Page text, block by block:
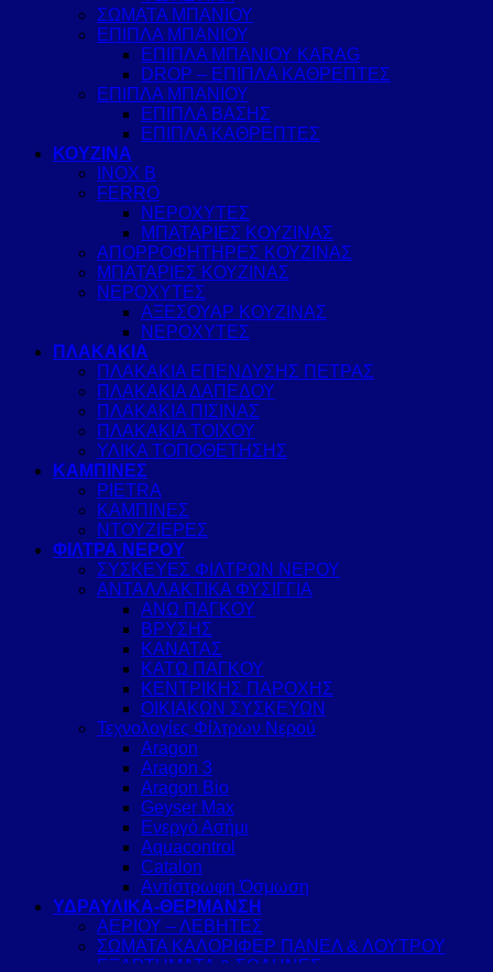
ΣΩΜΑΤΑ ΜΠΑΝΙΟΥ
ΕΠΙΠΛΑ ΜΠΑΝΙΟΥ
ΕΠΙΠΛΑ ΜΠΑΝΙΟΥ KARAG
DROP – ΕΠΙΠΛΑ ΚΑΘΡΕΠΤΕΣ
ΕΠΙΠΛΑ ΜΠΑΝΙΟΥ
ΕΠΙΠΛΑ ΒΑΣΗΣ
ΕΠΙΠΛΑ ΚΑΘΡΕΠΤΕΣ
ΚΟΥΖΙΝΑ
INOX B
FERRO
ΝΕΡΟΧΥΤΕΣ
ΜΠΑΤΑΡΙΕΣ ΚΟΥΖΙΝΑΣ
ΑΠΟΡΡΟΦΗΤΗΡΕΣ ΚΟΥΖΙΝΑΣ
ΜΠΑΤΑΡΙΕΣ ΚΟΥΖΙΝΑΣ
ΝΕΡΟΧΥΤΕΣ
ΑΞΕΣΟΥΑΡ ΚΟΥΖΙΝΑΣ
ΝΕΡΟΧΥΤΕΣ
ΠΛΑΚΑΚΙΑ
ΠΛΑΚΑΚΙΑ ΕΠΕΝΔΥΣΗΣ ΠΕΤΡΑΣ
ΠΛΑΚΑΚΙΑ ΔΑΠΕΔΟΥ
ΠΛΑΚΑΚΙΑ ΠΙΣΙΝΑΣ
ΠΛΑΚΑΚΙΑ ΤΟΙΧΟΥ
ΥΛΙΚΑ ΤΟΠΟΘΕΤΗΣΗΣ
ΚΑΜΠΙΝΕΣ
PIETRA
ΚΑΜΠΙΝΕΣ
ΝΤΟΥΖΙΕΡΕΣ
ΦΙΛΤΡΑ ΝΕΡΟΥ
ΣΥΣΚΕΥΕΣ ΦΙΛΤΡΩΝ ΝΕΡΟΥ
ΑΝΤΑΛΛΑΚΤΙΚΑ ΦΥΣΙΓΓΙΑ
ΑΝΩ ΠΑΓΚΟΥ
ΒΡΥΣΗΣ
ΚΑΝΑΤΑΣ
ΚΑΤΩ ΠΑΓΚΟΥ
ΚΕΝΤΡΙΚΗΣ ΠΑΡΟΧΗΣ
ΟΙΚΙΑΚΩΝ ΣΥΣΚΕΥΩΝ
Τεχνολογίες Φίλτρων Νερού
Aragon
Aragon 3
Aragon Bio
Geyser Max
Ενεργό Ασήμι
Aquacontrol
Catalon
Αντίστρωφη Όσμωση
ΥΔΡΑΥΛΙΚΑ-ΘΕΡΜΑΝΣΗ
ΑΕΡΙΟΥ – ΛΕΒΗΤΕΣ
ΣΩΜΑΤΑ ΚΑΛΟΡΙΦΕΡ ΠΑΝΕΛ & ΛΟΥΤΡΟΥ
ΕΞΑΡΤΗΜΑΤΑ & ΣΩΛΗΝΕΣ